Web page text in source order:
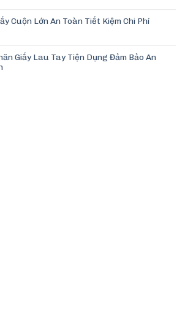
Cuộn Lớn An Toàn Tiết Kiệm Chi Phí
Giấy Lau Tay Tiện Dụng Đảm Bảo An